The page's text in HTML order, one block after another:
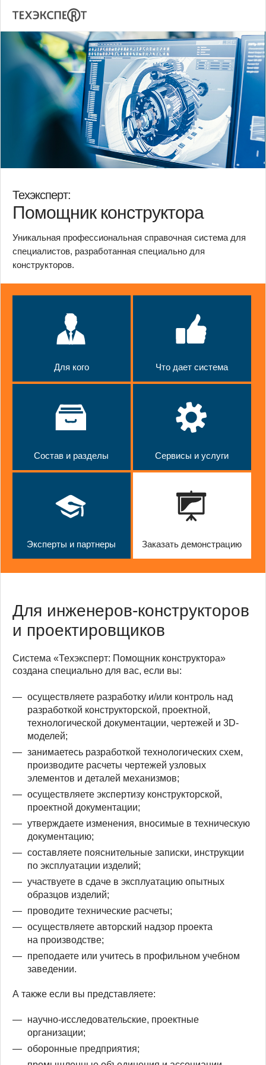
Техэксперт:
Помощник конструктора
Уникальная профессиональная справочная система для
специалистов, разработанная специально для
конструкторов.
Для кого Что дает система
Состав и разделы Сервисы и услуги
Эксперты и партнеры Заказать демонстрацию
Для инженеров-конструкторов
и проектировщиков
Система «Техэксперт: Помощник конструктора»
создана специально для вас, если вы:
осуществляете разработку и/или контроль над
разработкой конструкторской, проектной,
технологической документации, чертежей и 3D-
моделей;
занимаетесь разработкой технологических схем,
производите расчеты чертежей узловых
элементов и деталей механизмов;
осуществляете экспертизу конструкторской,
проектной документации;
утверждаете изменения, вносимые в техническую
документацию;
составляете пояснительные записки, инструкции
по эксплуатации изделий;
участвуете в сдаче в эксплуатацию опытных
образцов изделий;
проводите технические расчеты;
осуществляете авторский надзор проекта
на производстве;
преподаете или учитесь в профильном учебном
заведении.
А также если вы представляете:
научно-исследовательские, проектные
организации;
оборонные предприятия;